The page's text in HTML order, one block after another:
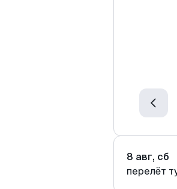
8 авг, сб
перелёт